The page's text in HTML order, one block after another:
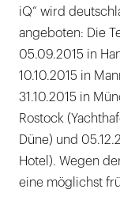
iQ“ wird
angeboten: Die
05.09.2015 in
10.10.2015 in
31.10.2015 in
Rostock
Düne) und
Hotel). Wegen
eine möglichst